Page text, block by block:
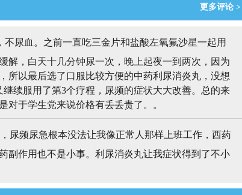
更多评论 >
尿血。之前一直吃三金片和盐酸左氧氟沙星一起用
解，白天十几分钟尿一次，晚上起夜一到两次，因为
所以最后选了口服比较方便的中药利尿消炎丸，没想
续服用了第3个疗程，尿频的症状大大改善。总的来
对于学生党来说价格有丢丢贵了。。
尿频尿急根本没法让我像正常人那样上班工作，西药
副作用也不是小事。利尿消炎丸让我症状得到了不小